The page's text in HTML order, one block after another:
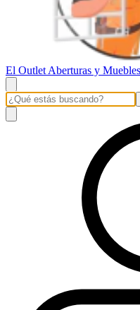
El Outlet Aberturas y Muebles